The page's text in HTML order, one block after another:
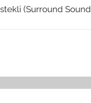
(Surround Sound